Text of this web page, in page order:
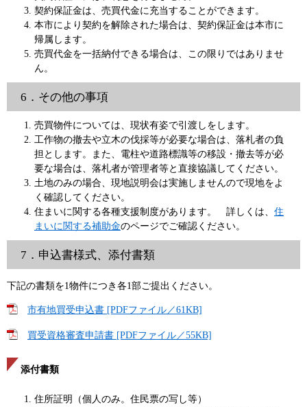
契約保証金は、売買代金に充当することができます。
本市により契約を解除された場合は、契約保証金は本市に
帰属します。
売買代金を一括納付できる場合は、この限りではありませ
ん。
6．その他の事項
売買物件については、現状有姿で引渡しをします。
工作物の撤去や立木の伐採等が必要な場合は、落札者の負
担とします。また、電柱や道路標識等の移設・撤去等が必
要な場合は、落札者が管理者等と直接協議してください。
土地のみの場合、現地説明会は実施しませんので現地をよ
く確認してください。
住まいに関する各種支援制度があります。 詳しくは、 住
まいに関する補助金のページでご確認ください。
7．申込書様式、添付書類
下記の書類を1物件につき各1部ご提出ください。
市有地買受申込書 [PDFファイル／61KB]
買受資格審査申請書 [PDFファイル／55KB]
添付書類
住所証明（個人のみ。住民票の写し等）